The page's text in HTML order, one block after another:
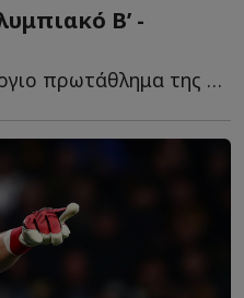
Β’ -
Και επίσημα στο καινούργιο πρωτάθλημα της δεύτερης ε...